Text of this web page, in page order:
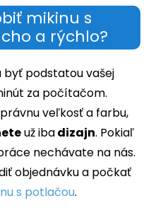
mikinu s
a rýchlo?
byť podstatou vašej
za počítačom.
veľkosť a farbu,
už ibadizajn. Pokiaľ
nechávate na nás.
objednávku a počkať
s potlačou.